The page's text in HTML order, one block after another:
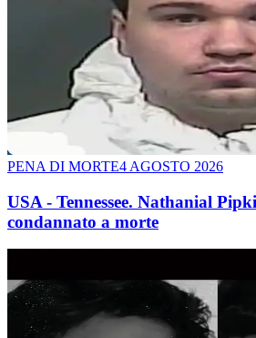
PENA DI MORTE4 AGOSTO 2026
USA - Tennessee. Nathanial
condannato a morte